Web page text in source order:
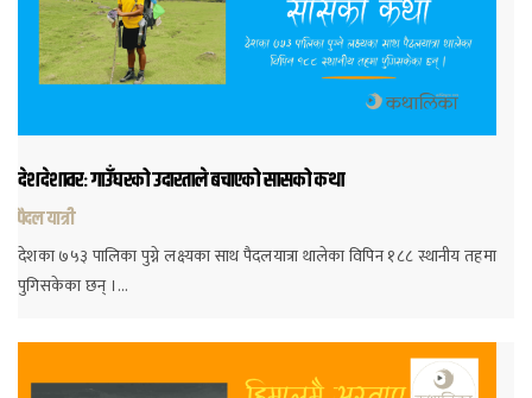
देशदेशावरः गाउँघरको उदारताले बचाएको सासको कथा
पैदल यात्री
देशका ७५३ पालिका पुग्ने लक्ष्यका साथ पैदलयात्रा थालेका विपिन १८८ स्थानीय तहमा
पुगिसकेका छन् ।…